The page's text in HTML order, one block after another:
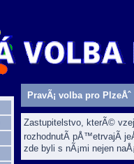
PravÃ¡ volba pro PlzeÅˆ
Zastupitelstvo, kterÃ©
rozhodnutÃ­ pÅ™etrvajÃ­
zde byli s nÃ¡mi nejen